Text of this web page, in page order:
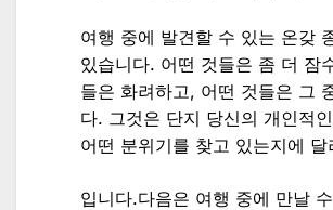
여행 중에 발견할 수 있는 온갖
있습니다. 어떤 것들은 좀 더 잠
들은 화려하고, 어떤 것들은 그
다. 그것은 단지 당신의 개인적
어떤 분위기를 찾고 있는지에 달
입니다.다음은 여행 중에 만날